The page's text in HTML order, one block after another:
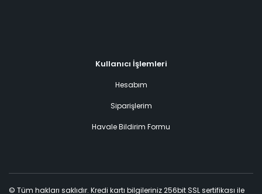
Kullanıcı İşlemleri
Hesabım
Siparişlerim
Havale Bildirim Formu
© Tüm hakları saklıdır. Kredi kartı bilgileriniz 256bit SSL sertifikası ile